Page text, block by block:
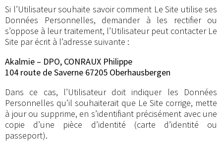
Si l’Utilisateur souhaite savoir comment Le Site utilise ses
Données Personnelles, demander à les rectifier ou
s’oppose à leur traitement, l’Utilisateur peut contacter Le
Site par écrit à l’adresse suivante :
Akalmie – DPO, CONRAUX Philippe
104 route de Saverne 67205 Oberhausbergen
Dans ce cas, l’Utilisateur doit indiquer les Données
Personnelles qu’il souhaiterait que Le Site corrige, mette
à jour ou supprime, en s’identifiant précisément avec une
copie d’une pièce d’identité (carte d’identité ou
passeport).